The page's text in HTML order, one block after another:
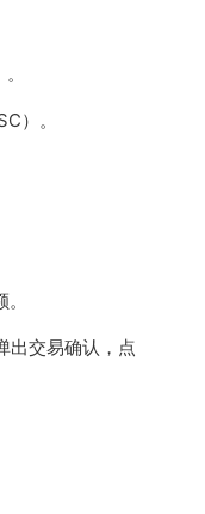
）。
出交易确认，点